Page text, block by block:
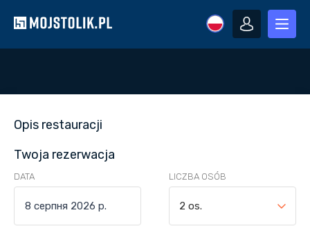
Opis restauracji
Twoja rezerwacja
DATA LICZBA OSÓB
2 os.